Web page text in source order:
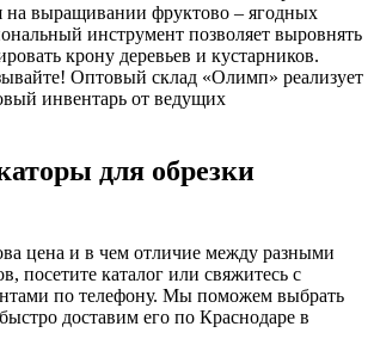
на выращивании фруктово – ягодных
инструмент позволяет выровнять
крону деревьев и кустарников.
Оптовый склад «Олимп» реализует
инвентарь от ведущих
для обрезки
цена и в чем отличие между разными
посетите каталог или свяжитесь с
по телефону. Мы поможем выбрать
доставим его по Краснодаре в